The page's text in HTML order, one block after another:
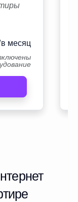
месяц